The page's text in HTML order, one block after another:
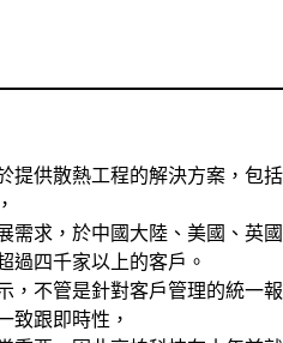
提供散熱工程的解決方案，包括
需求，於中國大陸、美國、英國
過四千家以上的客戶。
，不管是針對客戶管理的統一報
致跟即時性，